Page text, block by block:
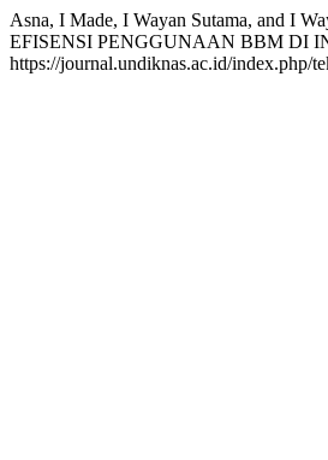
Asna, I Made, I Wayan Sutama, and
EFISENSI PENGGUNAAN BBM DI
https://journal.undiknas.ac.id/index.php/